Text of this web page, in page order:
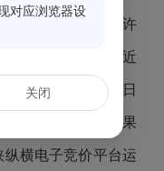
成交，承租人为许
的交割手续将于近
告，公告5个工作日
月13日），对本结果
横电子竞价平台运
对应浏览器设
关闭